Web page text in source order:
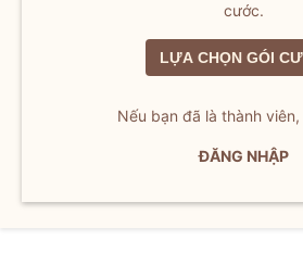
cước.
LỰA CHỌN GÓI
Nếu bạn đã là thành
ĐĂNG NHẬP